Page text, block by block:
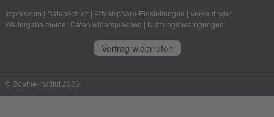
Impressum | Datenschutz | Privatsphäre-Einstellungen | Verkauf oder
Weitergabe meiner Daten widersprechen | Nutzungsbedingungen
Vertrag widerrufen
© Goethe-Institut 2026